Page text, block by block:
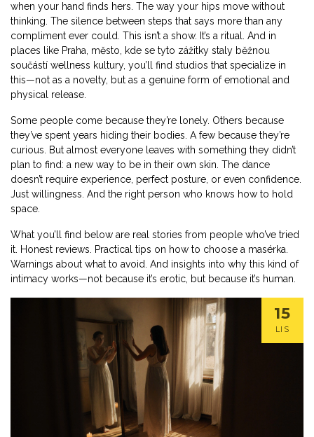
when your hand finds hers. The way your hips move without
thinking. The silence between steps that says more than any
compliment ever could. This isn’t a show. It’s a ritual. And in
places like Praha město, kde se tyto zážitky staly běžnou
součástí wellness kultury, you’ll find studios that specialize in
this—not as a novelty, but as a genuine form of emotional and
physical release.
Some people come because they’re lonely. Others because
they’ve spent years hiding their bodies. A few because they’re
curious. But almost everyone leaves with something they didn’t
plan to find: a new way to be in their own skin. The dance
doesn’t require experience, perfect posture, or even confidence.
Just willingness. And the right person who knows how to hold
space.
What you’ll find below are real stories from people who’ve tried
it. Honest reviews. Practical tips on how to choose a masérka.
Warnings about what to avoid. And insights into why this kind of
intimacy works—not because it’s erotic, but because it’s human.
15
LIS